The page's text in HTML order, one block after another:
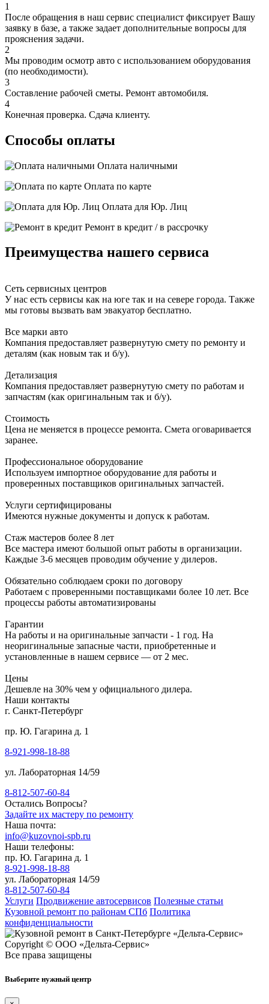
1
После обращения в наш сервис специалист фиксирует Вашу
заявку в базе, а также задает дополнительные вопросы для
прояснения задачи.
2
Мы проводим осмотр авто с использованием оборудования
(по необходимости).
3
Составление рабочей сметы. Ремонт автомобиля.
4
Конечная проверка. Сдача клиенту.
Способы оплаты
Оплата наличными
Оплата по карте
Оплата для Юр. Лиц
Ремонт в кредит / в рассрочку
Преимущества нашего сервиса
Сеть сервисных центров
У нас есть сервисы как на юге так и на севере города. Также
мы готовы вызвать вам эвакуатор бесплатно.
Все марки авто
Компания предоставляет развернутую смету по ремонту и
деталям (как новым так и б/у).
Детализация
Компания предоставляет развернутую смету по работам и
запчастям (как оригинальным так и б/у).
Стоимость
Цена не меняется в процессе ремонта. Смета оговаривается
заранее.
Профессиональное оборудование
Используем импортное оборудование для работы и
проверенных поставщиков оригинальных запчастей.
Услуги сертифицированы
Имеются нужные документы и допуск к работам.
Стаж мастеров более 8 лет
Все мастера имеют большой опыт работы в организации.
Каждые 3-6 месяцев проводим обучение у дилеров.
Обязательно соблюдаем сроки по договору
Работаем с проверенными поставщиками более 10 лет. Все
процессы работы автоматизированы
Гарантии
На работы и на оригинальные запчасти - 1 год. На
неоригинальные запасные части, приобретенные и
установленные в нашем сервисе — от 2 мес.
Цены
Дешевле на 30% чем у официального дилера.
Наши контакты
г. Санкт-Петербург
пр. Ю. Гагарина д. 1
8-921-998-18-88
ул. Лабораторная 14/59
8-812-507-60-84
Остались Вопросы?
Задайте их мастеру по ремонту
Наша почта:
info@kuzovnoi-spb.ru
Наши телефоны:
пр. Ю. Гагарина д. 1
8-921-998-18-88
ул. Лабораторная 14/59
8-812-507-60-84
Услуги Продвижение автосервисов Полезные статьи
Кузовной ремонт по районам СПб Политика
конфиденциальности
Copyright © ООО «Дельта-Сервис»
Все права защищены
Выберите нужный центр